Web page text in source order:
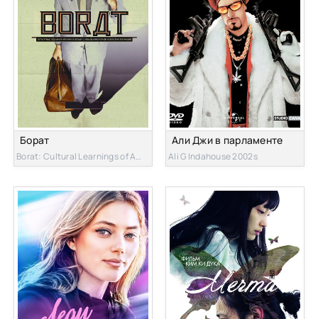
Борат
Borat: Cultural Learnings of America for Make Benefit Glorious Nation of Kazakhstan 2006s
Али Джи в парламенте
Ali G Indahouse 2002s